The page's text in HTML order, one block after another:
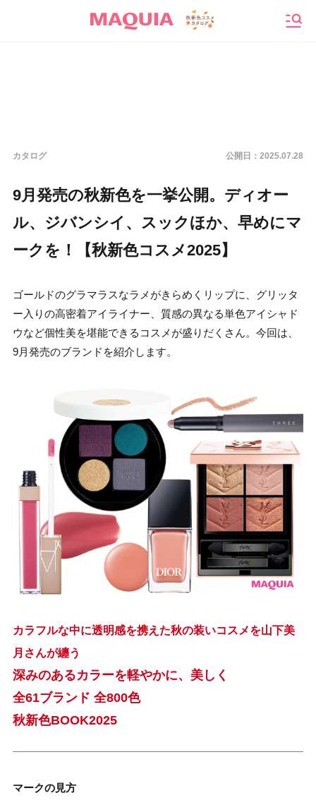
カタログ 公開日： 2025.07.28
9月発売の秋新色を一挙公開。ディオー
ル、ジバンシイ、スックほか、早めにマ
ークを！【秋新色コスメ2025】
ゴールドのグラマラスなラメがきらめくリップに、グリッタ
ー入りの高密着アイライナー、質感の異なる単色アイシャド
ウなど個性美を堪能できるコスメが盛りだくさん。今回は、
9月発売のブランドを紹介します。
カラフルな中に透明感を携えた秋の装いコスメを山下美
月さんが纏う
深みのあるカラーを軽やかに、美しく
全61ブランド 全800色
秋新色BOOK2025
マークの見方